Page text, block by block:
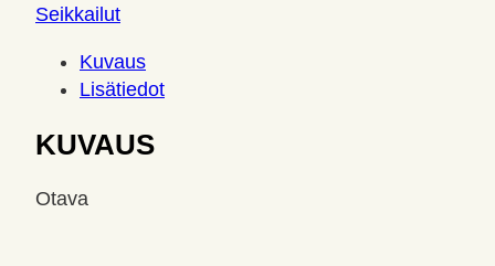
Seikkailut
Kuvaus
Lisätiedot
KUVAUS
Otava